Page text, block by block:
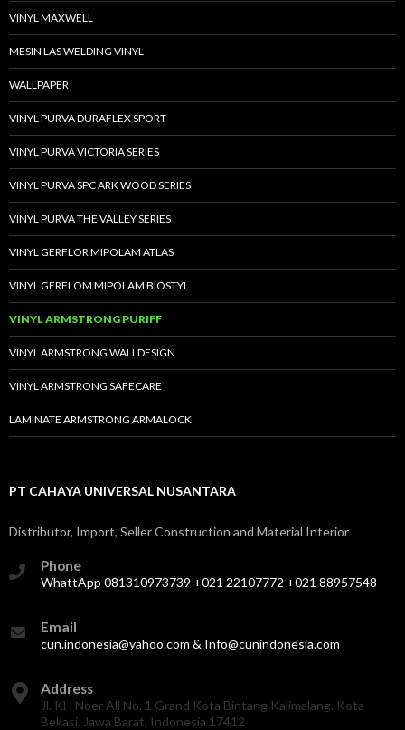
VINYL MAXWELL
MESIN LAS WELDING VINYL
WALLPAPER
VINYL PURVA DURAFLEX SPORT
VINYL PURVA VICTORIA SERIES
VINYL PURVA SPC ARK WOOD SERIES
VINYL PURVA THE VALLEY SERIES
VINYL GERFLOR MIPOLAM ATLAS
VINYL GERFLOM MIPOLAM BIOSTYL
VINYL ARMSTRONG PURIFF
VINYL ARMSTRONG WALLDESIGN
VINYL ARMSTRONG SAFECARE
LAMINATE ARMSTRONG ARMALOCK
PT CAHAYA UNIVERSAL NUSANTARA
Distributor, Import, Seller Construction and Material Interior
Phone
WhattApp 081310973739 +021 22107772 +021 88957548
Email
cun.indonesia@yahoo.com & Info@cunindonesia.com
Address
Jl. KH Noer Ali No. 1 Grand Kota Bintang Kalimalang. Kota
Bekasi. Jawa Barat, Indonesia 17412